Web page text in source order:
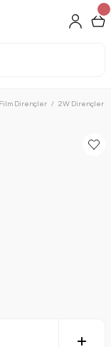
Dirençler 2W Dirençler